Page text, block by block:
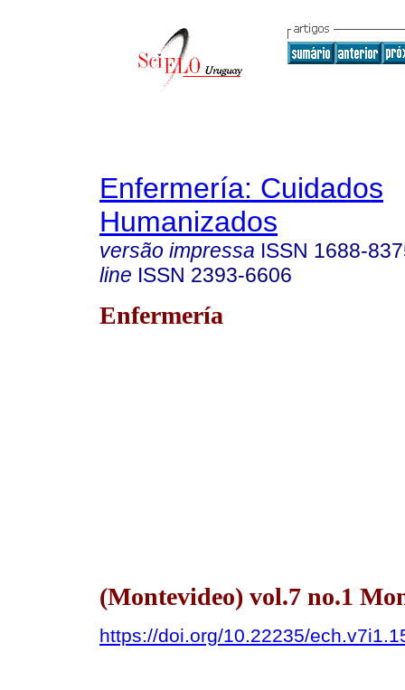
Enfermería: Cuidados
Humanizados
versão impressa ISSN 1688-
line ISSN 2393-6606
Enfermería
(Montevideo) vol.7 no.1
https://doi.org/10.22235/